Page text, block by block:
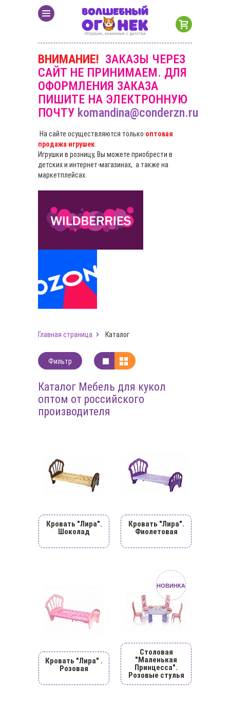
ВНИМАНИЕ! ЗАКАЗЫ ЧЕРЕЗ
САЙТ НЕ ПРИНИМАЕМ. ДЛЯ
ОФОРМЛЕНИЯ ЗАКАЗА
ПИШИТЕ НА ЭЛЕКТРОННУЮ
ПОЧТУ komandina@conderzn.ru
На сайте осуществляются только оптовая
продажа игрушек
Игрушки в розницу, Вы можете приобрести в
детских и интернет-магазинах, а также на
маркетплейсах.
Главная страница Каталог
Фильтр
Каталог Мебель для кукол
оптом от российского
производителя
Кровать "Лира".
Шоколад
Кровать "Лира".
Фиолетовая
Кровать "Лира" .
Розовая
НОВИНКА
Столовая
"Маленькая
Принцесса".
Розовые стулья